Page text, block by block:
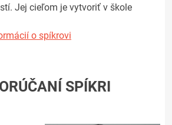
Jej cieľom je vytvoriť v škole
o spíkrovi
SPÍKRI